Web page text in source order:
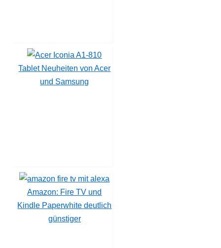
Tablet Neuheiten von Acer
und Samsung
Amazon: Fire TV und
Kindle Paperwhite deutlich
günstiger